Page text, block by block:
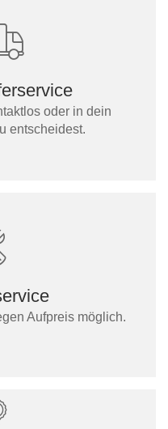
oder in dein
entscheidest.
Aufpreis möglich.